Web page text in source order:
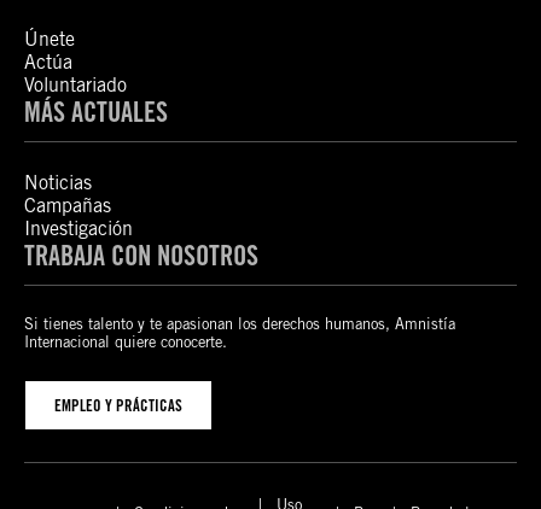
Únete
Actúa
Voluntariado
MÁS ACTUALES
Noticias
Campañas
Investigación
TRABAJA CON NOSOTROS
Si tienes talento y te apasionan los derechos humanos, Amnistía
Internacional quiere conocerte.
EMPLEO Y PRÁCTICAS
Uso